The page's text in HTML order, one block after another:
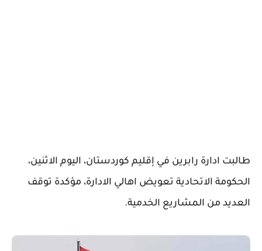
طالبت ادارة رابرين في إقليم كوردستان، اليوم الاثنين،
الحكومة الاتحادية تعويض اهالي الادارة، مؤكدة توقف
العديد من المشاريع الخدمية.